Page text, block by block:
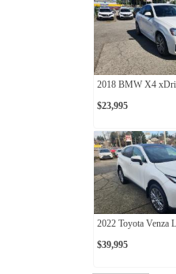
2018 BMW X4
$23,995
2022 Toyota Venza
$39,995